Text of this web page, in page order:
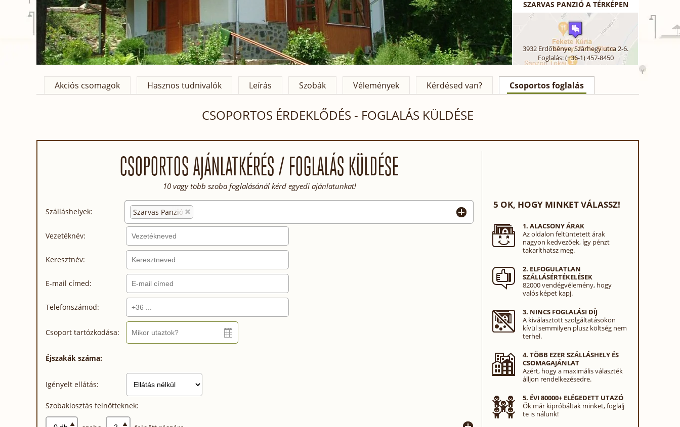
Tisztaság
Ár / érték arány
Étkezés
Elhelyezkedés
SZARVAS PANZIÓ A TÉRKÉPEN
3932 Erdőbénye,Szárhegy utca 2-6.
Foglalás: (+36-1) 457-8450
Akciós csomagok Hasznos tudnivalók Leírás Szobák Vélemények Kérdésed van? Csoportos foglalás
CSOPORTOS ÉRDEKLŐDÉS - FOGLALÁS KÜLDÉSE
CSOPORTOS AJÁNLATKÉRÉS / FOGLALÁS KÜLDÉSE
10 vagy több szoba foglalásánál kérd egyedi ajánlatunkat!
Szálláshelyek: Szarvas Panzió
Vezetéknév:
Keresztnév:
E-mail címed:
Telefonszámod:
Csoport tartózkodása:
Éjszakák száma:
Igényelt ellátás:
Szobakiosztás felnőtteknek:
5 OK, HOGY MINKET VÁLASSZ!
1. ALACSONY ÁRAK
Az oldalon feltüntetett árak
nagyon kedvezőek, így pénzt
takaríthatsz meg.
2. ELFOGULATLAN
SZÁLLÁSÉRTÉKELÉSEK
82000 vendégvélemény, hogy
valós képet kapj.
3. NINCS FOGLALÁSI DÍJ
A kiválasztott szolgáltatásokon
kívül semmilyen plusz költség nem
terhel.
4. TÖBB EZER SZÁLLÁSHELY ÉS
CSOMAGAJÁNLAT
Azért, hogy a maximális választék
álljon rendelkezésedre.
5. ÉVI 80000+ ELÉGEDETT UTAZÓ
Ők már kipróbáltak minket, foglalj
te is nálunk!